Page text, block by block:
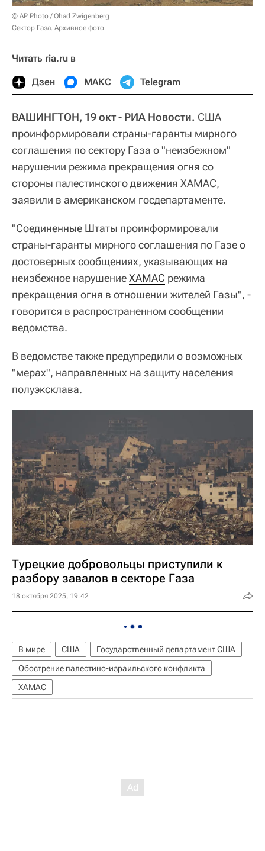
© AP Photo / Ohad Zwigenberg
Сектор Газа. Архивное фото
Читать ria.ru в
Дзен МАКС Telegram
ВАШИНГТОН, 19 окт - РИА Новости. США
проинформировали страны-гаранты мирного
соглашения по сектору Газа о "неизбежном"
нарушении режима прекращения огня со
стороны палестинского движения ХАМАС,
заявили в американском госдепартаменте.
"Соединенные Штаты проинформировали
страны-гаранты мирного соглашения по Газе о
достоверных сообщениях, указывающих на
неизбежное нарушениеХАМАС режима
прекращения огня в отношении жителей Газы", -
говорится в распространенном сообщении
ведомства.
В ведомстве также предупредили о возможных
"мерах", направленных на защиту населения
полуэксклава.
Турецкие добровольцы приступили к
разбору завалов в секторе Газа
18 октября 2025, 19:42
В мире США
Государственный департамент США
Обострение палестино-израильского конфликта
ХАМАС